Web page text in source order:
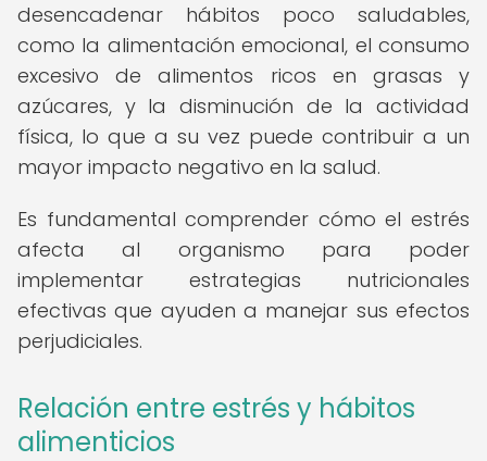
desencadenar hábitos poco saludables,
como la alimentación emocional, el consumo
excesivo de alimentos ricos en grasas y
azúcares, y la disminución de la actividad
física, lo que a su vez puede contribuir a un
mayor impacto negativo en la salud.
Es fundamental comprender cómo el estrés
afecta al organismo para poder
implementar estrategias nutricionales
efectivas que ayuden a manejar sus efectos
perjudiciales.
Relación entre estrés y hábitos
alimenticios